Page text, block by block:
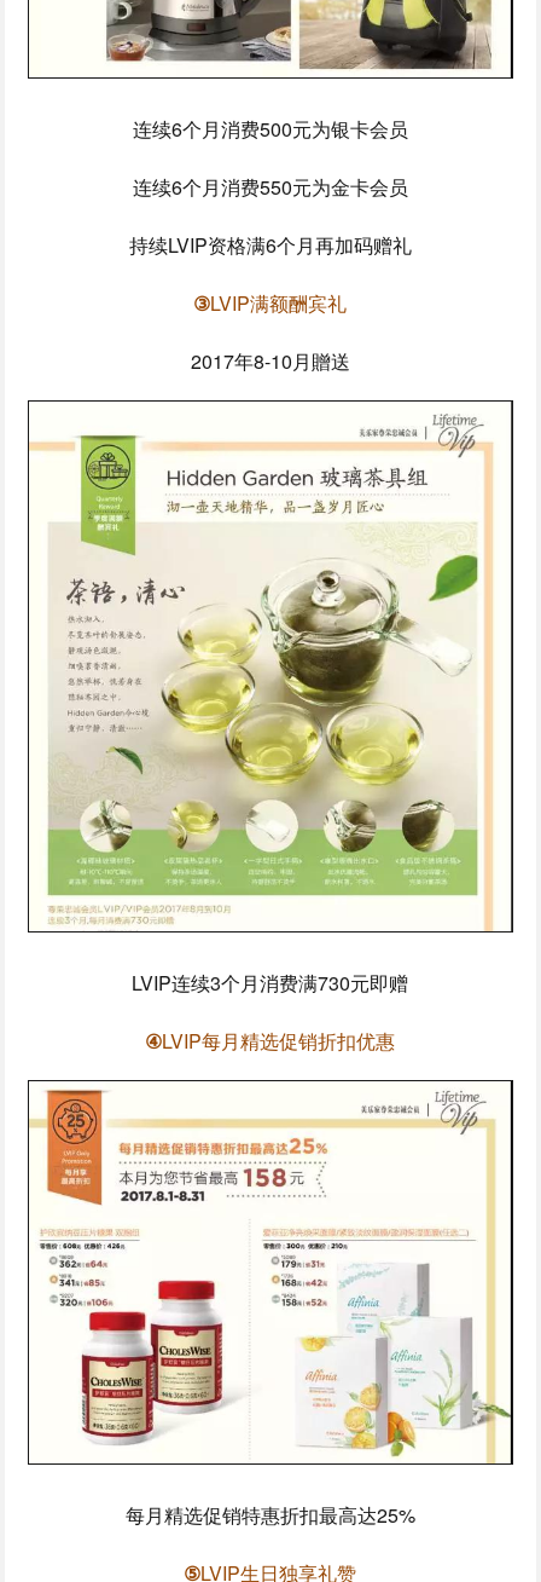
连续6个月消费500元为银卡会员
连续6个月消费550元为金卡会员
持续LVIP资格满6个月再加码赠礼
③LVIP满额酬宾礼
2017年8-10月贈送
LVIP连续3个月消费满730元即赠
④LVIP每月精选促销折扣优惠
每月精选促销特惠折扣最高达25%
⑤LVIP生日独享礼赞